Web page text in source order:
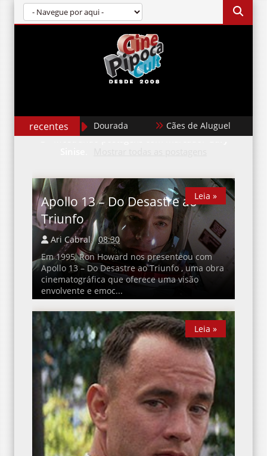
recentesGarota Dourada Cães de Aluguel
Mostrando postagens com marcadorGary
Apollo 13 – Do Desastre ao
Triunfo
Ari Cabral
08:30
Em 1995, Ron Howard nos presenteou com
Apollo 13 – Do Desastre ao Triunfo , uma obra
cinematográfica que oferece uma visão
envolvente e emoc...
Leia »
Leia »
Leia »
Leia »